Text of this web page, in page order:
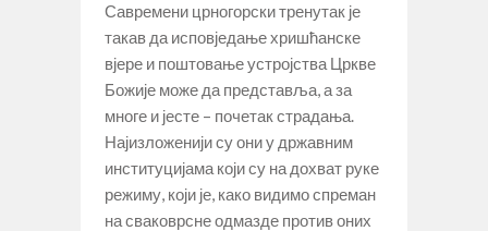
Савремени црногорски тренутак је
такав да исповједање хришћанске
вјере и поштовање устројства Цркве
Божије може да представља, а за
многе и јесте – почетак страдања.
Најизложенији су они у државним
институцијама који су на дохват руке
режиму, који је, како видимо спреман
на сваковрсне одмазде против оних